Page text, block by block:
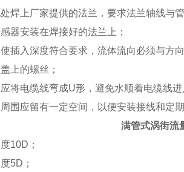
焊上厂家提供的法兰，要求法兰轴线与
器安装在焊接好的法兰上；
插入深度符合要求，流体流向必须与方
上的螺丝；
将电缆线弯成U形，避免水顺着电缆线
围应留有一定空间，以便安装接线和定
满管式涡街流
10D ；
5D ；